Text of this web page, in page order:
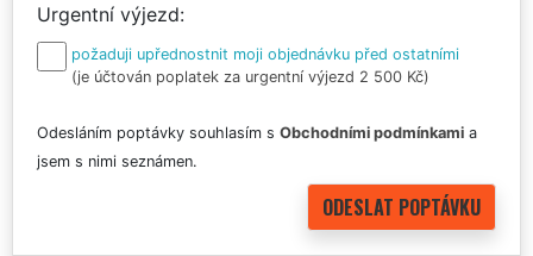
Urgentní výjezd
požaduji upřednostnit moji objednávku před ostatními
(je účtován poplatek za urgentní výjezd 2 500 Kč)
Odesláním poptávky souhlasím s Obchodními podmínkami a
jsem s nimi seznámen.